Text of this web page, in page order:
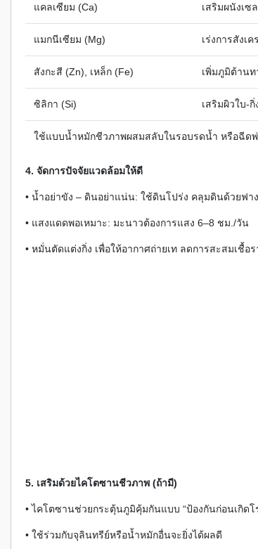
แคลเซียม (Ca) เสริมผนังเซ
แมกนีเซียม (Mg) เร่งการสังเ
สังกะสี (Zn), เหล็ก (Fe) เพิ่มภูมิต้าน
ซิลิกา (Si) เสริมผิวใบ-
ใช้แบบน้ำหมักชีวภาพผสมสลับในรอบรดน้ำ หรือฉีด
4. จัดการปัจจัยแวดล้อมให้ดี
• น้ำอย่าขัง – ดินอย่าแน่น: ใช้ดินโปร่ง คลุมดินด้วยฟา
• แสงแดดพอเหมาะ: มะนาวต้องการแสง 6–8 ชม./วัน
• หมั่นตัดแต่งกิ่ง เพื่อให้อากาศถ่ายเท ลดการสะสมเชื้อ
5. เสริมด้วยไคโตซานชีวภาพ (ถ้ามี)
• ไคโตซานช่วยกระตุ้นภูมิคุ้มกันแบบ “ป้องกันก่อนเกิดโ
• ใช้ร่วมกับจุลินทรีย์หรือน้ำหมักอื่นจะยิ่งได้ผลดี